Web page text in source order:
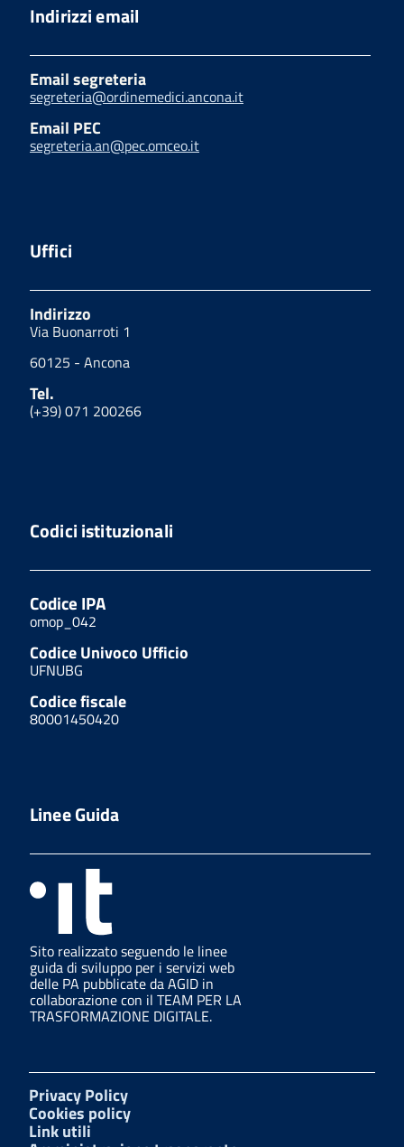
Indirizzi email
Email segreteria
segreteria@ordinemedici.ancona.it
Email PEC
segreteria.an@pec.omceo.it
Uffici
Indirizzo
Via Buonarroti 1
60125 - Ancona
Tel.
(+39) 071 200266
Codici istituzionali
Codice IPA
omop_042
Codice Univoco Ufficio
UFNUBG
Codice fiscale
80001450420
Linee Guida
Sito realizzato seguendo le linee
guida di sviluppo per i servizi web
delle PA pubblicate da AGID in
collaborazione con il TEAM PER LA
TRASFORMAZIONE DIGITALE.
Privacy Policy
Cookies policy
Link utili